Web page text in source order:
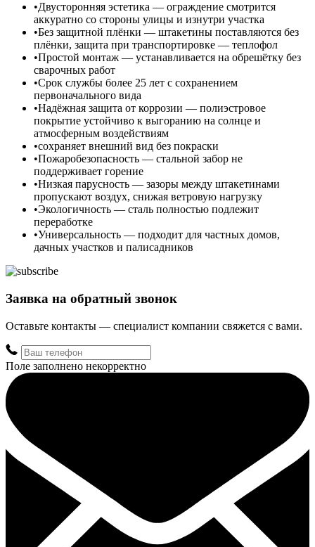
Двусторонняя эстетика — ограждение смотрится
аккуратно со стороны улицы и изнутри участка
Без защитной плёнки — штакетины поставляются без
плёнки, защита при транспортировке — теплофол
Простой монтаж — устанавливается на обрешётку без
сварочных работ
Срок службы более 25 лет с сохранением
первоначального вида
Надёжная защита от коррозии — полиэстровое
покрытие устойчиво к выгоранию на солнце и
атмосферным воздействиям
сохраняет внешний вид без покраски
Пожаробезопасность — стальной забор не
поддерживает горение
Низкая парусность — зазоры между штакетинами
пропускают воздух, снижая ветровую нагрузку
Экологичность — сталь полностью подлежит
переработке
Универсальность — подходит для частных домов,
дачных участков и палисадников
Заявка на обратный звонок
Оставьте контакты — специалист компании свяжется с вами.
Поле заполнено некорректно